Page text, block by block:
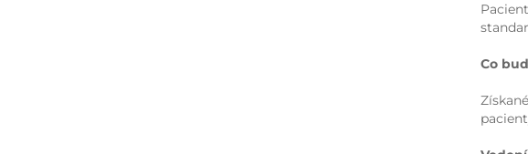
Co